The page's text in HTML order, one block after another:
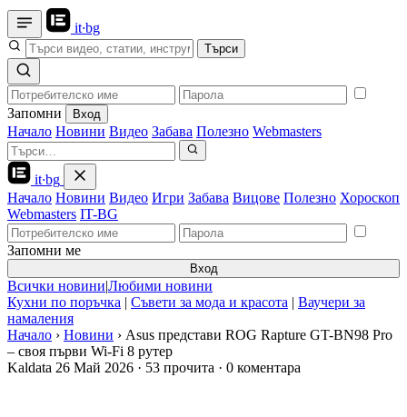
it·bg
Търси
Запомни Вход
Начало Новини Видео Забава Полезно Webmasters
it·bg
Начало Новини Видео Игри Забава Вицове Полезно Хороскоп
Webmasters IT-BG
Запомни ме
Вход
Всички новини|Любими новини
Кухни по поръчка | Съвети за мода и красота | Ваучери за
намаления
Начало › Новини › Asus представи ROG Rapture GT-BN98 Pro
– своя първи Wi-Fi 8 рутер
Kaldata 26 Май 2026 · 53 прочита · 0 коментара